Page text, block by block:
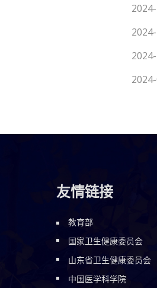
友情链接
教育部
国家卫生健康委员会
山东省卫生健康委员会
中国医学科学院